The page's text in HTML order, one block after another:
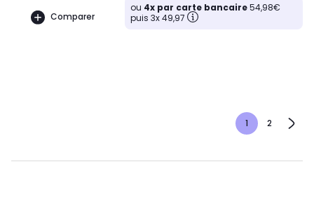
Comparer
ou 4x par carte bancaire54,98€
puis 3x 49,97
1 2